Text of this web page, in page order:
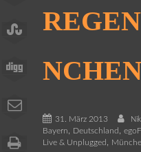
31. März 2013
Bayern, Deutschland ,
Live & Unplugged ,